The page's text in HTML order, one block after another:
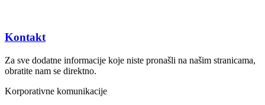
Kontakt
Za sve dodatne informacije koje niste pronašli na našim stranicama,
obratite nam se direktno.
Korporativne komunikacije